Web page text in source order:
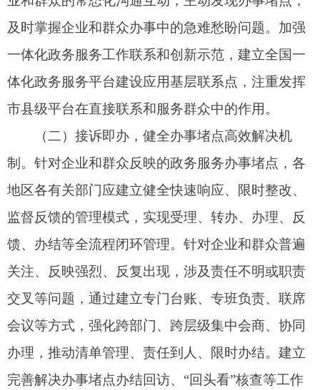
会议等方式，强化跨部门、跨层级集中会商、协同
制度，确保堵点问题真正解决到位。
（三）趋势感知，健全堵点数据分析应用机
各地区各有关部门要加强针对办事堵点的数据
分析研究，查找政务服务优化、效能提升的薄弱环
提供参考，实现通过解决一个诉求带动破解一类问
题、优化一类服务，不断推动解决发展所需、改革
所急、基层所盼、民心所向的难点堵点问题，以民
生“小切口”撬动政务服务能力“大提升”。
（四）建立高频服务清单管理、闭环优化机
制。国务院各有关部门要聚焦与企业和群众生产生